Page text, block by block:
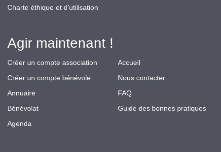
Charte éthique et d'utilisation
Agir maintenant !
Créer un compte association
Créer un compte bénévole
Annuaire
Bénévolat
Agenda
Accueil
Nous contacter
FAQ
Guide des bonnes pratiques